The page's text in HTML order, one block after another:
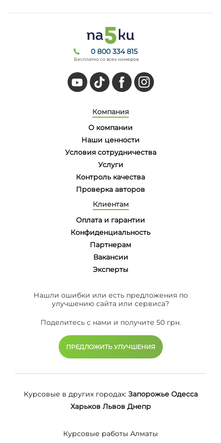
0 800 334 815
Бесплатно со всех номеров
Компания
О компании
Наши ценности
Условия сотрудничества
Услуги
Контроль качества
Проверка авторов
Клиентам
Оплата и гарантии
Конфиденциальность
Партнерам
Вакансии
Эксперты
Нашли ошибки или есть предложения по
улучшению сайта или сервиса?
Поделитесь с нами и получите 50 грн.
ПРЕДЛОЖИТЬ УЛУЧШЕНИЯ
Курсовые в других городах: Запорожье Одесса
Харьков Львов Днепр
Курсовые работы Алматы